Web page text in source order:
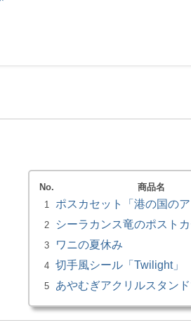
No. 商品名
1
ポスカセット「港の国のア
2 シーラカンス竜のポスト
3 ワニの夏休み
4 切手風シール「Twilight」
5 あやむぎアクリルスタン